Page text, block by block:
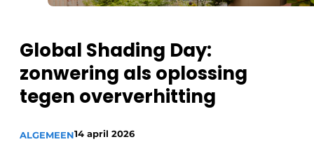
Global Shading Day:
zonwering als oplossing
tegen oververhitting
ALGEMEEN14 april 2026